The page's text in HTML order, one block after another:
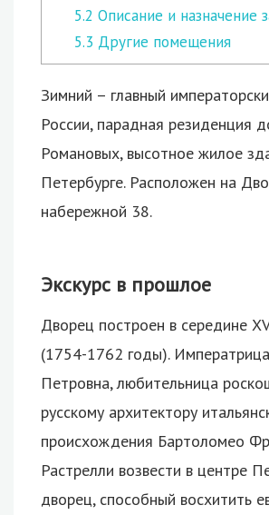
5.2 Описание и назначение
5.3 Другие помещения
Зимний – главный
России, парадная резиденция
Романовых, высотное жилое
Петербурге. Расположен на
набережной 38.
Экскурс в прошлое
Дворец построен в середине
(1754-1762 годы).
Петровна, любительница
русскому архитектору
происхождения Бартоломео
Растрелли возвести в центре
дворец, способный восхитить